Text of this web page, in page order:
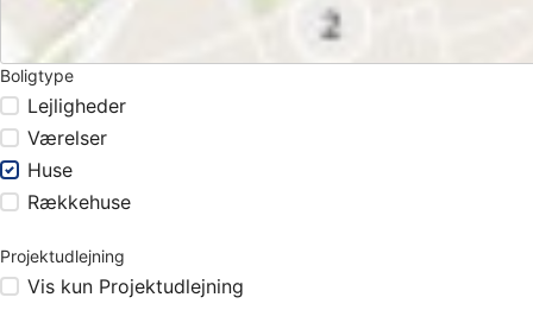
Boligtype
Lejligheder
Værelser
Huse
Rækkehuse
Projektudlejning
Vis kun Projektudlejning